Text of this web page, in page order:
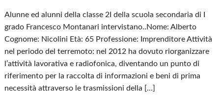
Alunne ed alunni della classe 2I della scuola secondaria di I
grado Francesco Montanari intervistano..Nome: Alberto
Cognome: Nicolini Età: 65 Professione: Imprenditore Attività
nel periodo del terremoto: nel 2012 ha dovuto riorganizzare
l’attività lavorativa e radiofonica, diventando un punto di
riferimento per la raccolta di informazioni e beni di prima
necessità attraverso le trasmissioni della […]